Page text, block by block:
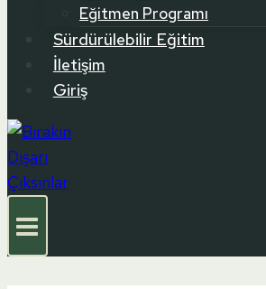
Eğitmen Programı
Sürdürülebilir Eğitim
İletişim
Giriş